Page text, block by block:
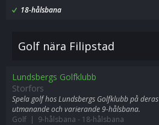
18-hålsbana
Golf nära Filipstad
Lundsbergs Golfklubb
Storfors
Spela golf hos Lundsbergs Golfklubb på deras
utmanande och varierande 9-hålsbana.
Golf | 9-hålsbana - 18-hålsbana